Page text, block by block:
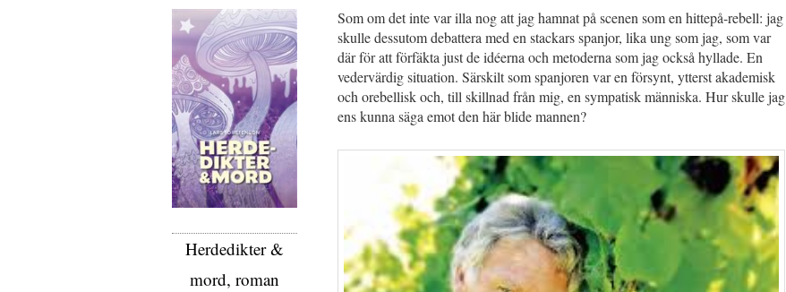
Som om det inte var illa nog att jag hamnat på scenen som en hittepå-rebell: jag
skulle dessutom debattera med en stackars spanjor, lika ung som jag, som var
där för att förfäkta just de idéerna och metoderna som jag också hyllade. En
vedervärdig situation. Särskilt som spanjoren var en försynt, ytterst akademisk
och orebellisk och, till skillnad från mig, en sympatisk människa. Hur skulle jag
ens kunna säga emot den här blide mannen?
Herdedikter &
mord, roman